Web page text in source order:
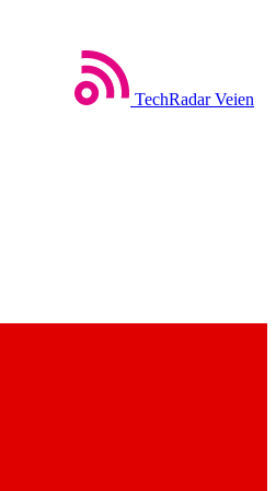
TechRadar Veien